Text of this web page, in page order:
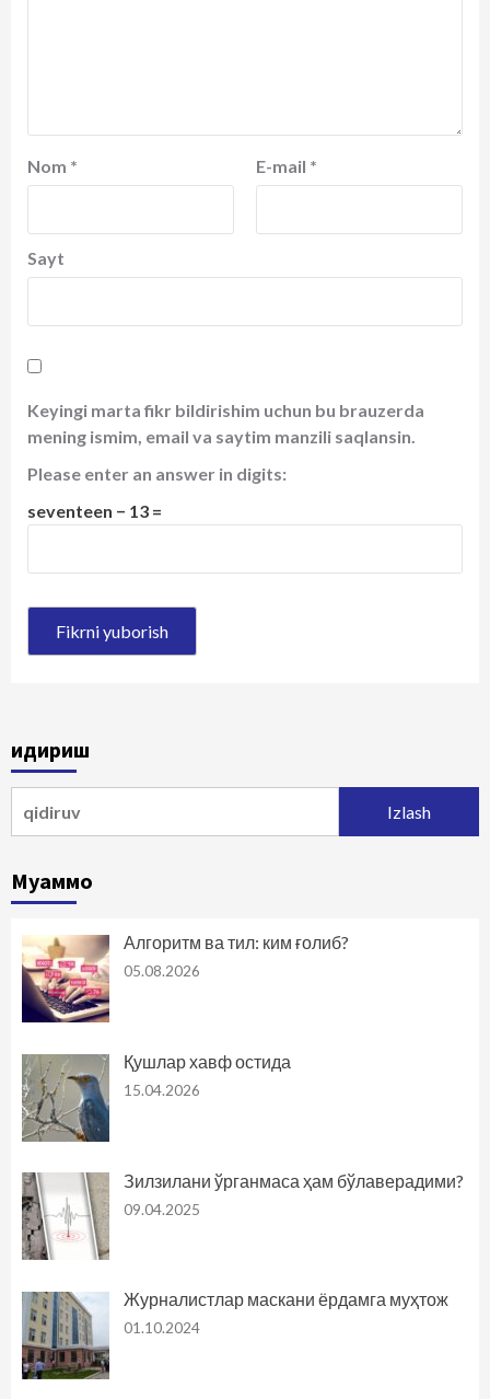
Nom * E-mail *
Sayt
Keyingi marta fikr bildirishim uchun bu brauzerda
mening ismim, email va saytim manzili saqlansin.
Please enter an answer in digits:
seventeen − 13 =
Қидириш
Муаммо
Алгоритм ва тил: ким ғолиб?
05.08.2026
Қушлар хавф остида
15.04.2026
Зилзилани ўрганмаса ҳам бўлаверадими?
09.04.2025
Журналистлар маскани ёрдамга муҳтож
01.10.2024